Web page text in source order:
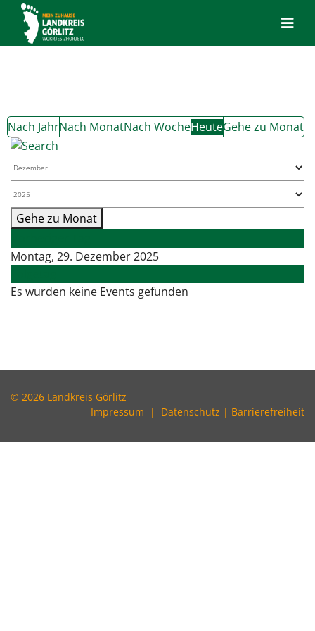
Nach JahrNach MonatNach WocheHeuteGehe zu Monat
Gehe zu Monat
Montag, 29. Dezember 2025
Es wurden keine Events gefunden
© 2026 Landkreis Görlitz
Impressum | Datenschutz | Barrierefreiheit